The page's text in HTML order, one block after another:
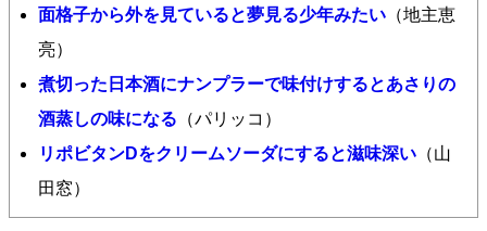
面格子から外を見ていると夢見る少年みたい （地主恵
亮）
煮切った日本酒にナンプラーで味付けするとあさりの
酒蒸しの味になる （パリッコ）
リポビタンDをクリームソーダにすると滋味深い （山
田窓）